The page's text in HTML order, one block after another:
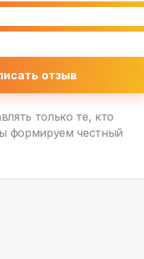
отзыв
только те, кто
формируем честный